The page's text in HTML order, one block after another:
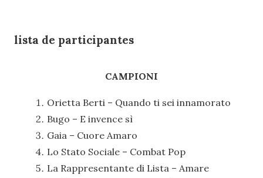
lista de participantes
CAMPIONI
Orietta Berti – Quando ti sei innamorato
Bugo – E invence sì
Gaia – Cuore Amaro
Lo Stato Sociale – Combat Pop
La Rappresentante di Lista – Amare